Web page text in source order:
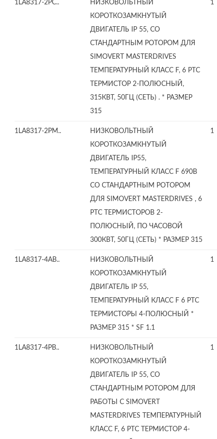
1LA8317-2PC..
НИЗКОВОЛЬТНЫЙ
КОРОТКОЗАМКНУТЫЙ
ДВИГАТЕЛЬ IP 55, СО
СТАНДАРТНЫМ РОТОРОМ ДЛЯ
SIMOVERT MASTERDRIVES
ТЕМПЕРАТУРНЫЙ КЛАСС F, 6 PTC
ТЕРМИСТОР 2-ПОЛЮСНЫЙ,
315КВТ, 50ГЦ (СЕТЬ) . * РАЗМЕР
315
1
1LA8317-2PM..
НИЗКОВОЛЬТНЫЙ
КОРОТКОЗАМКНУТЫЙ
ДВИГАТЕЛЬ IP55,
ТЕМПЕРАТУРНЫЙ КЛАСС F 690В
СО СТАНДАРТНЫМ РОТОРОМ
ДЛЯ SIMOVERT MASTERDRIVES , 6
PTC ТЕРМИСТОРОВ 2-
ПОЛЮСНЫЙ, ПО ЧАСОВОЙ
300КВТ, 50ГЦ (СЕТЬ) * РАЗМЕР 315
1
1LA8317-4AB..
НИЗКОВОЛЬТНЫЙ
КОРОТКОЗАМКНУТЫЙ
ДВИГАТЕЛЬ IP 55,
ТЕМПЕРАТУРНЫЙ КЛАСС F 6 PTC
ТЕРМИСТОРЫ 4-ПОЛЮСНЫЙ *
РАЗМЕР 315 * SF 1.1
1
1LA8317-4PB..
НИЗКОВОЛЬТНЫЙ
КОРОТКОЗАМКНУТЫЙ
ДВИГАТЕЛЬ IP 55, СО
СТАНДАРТНЫМ РОТОРОМ ДЛЯ
РАБОТЫ С SIMOVERT
MASTERDRIVES ТЕМПЕРАТУРНЫЙ
КЛАСС F, 6 PTC ТЕРМИСТОР 4-
1